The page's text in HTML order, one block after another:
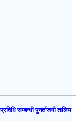
सम्बन्धी पुनर्ताजगी तालिम